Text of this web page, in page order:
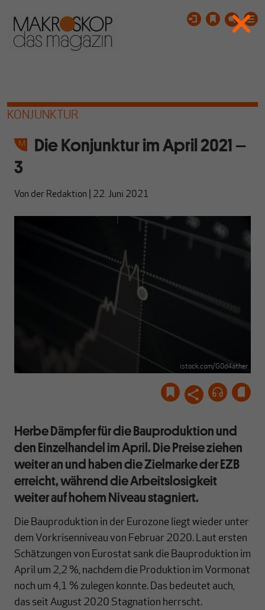
KONJUNKTUR
Die Konjunktur im April 2021 –
3
Von der Redaktion 22. Juni 2021
istock.com/G0d4ather
Herbe Dämpfer für die Bauproduktion und
den Einzelhandel im April. Die Preise ziehen
weiter an und haben die Zielmarke der EZB
erreicht, während die Arbeitslosigkeit
weiter auf hohem Niveau stagniert.
Die Bauproduktion in der Eurozone liegt wieder unter
dem Vorkrisenniveau von Februar 2020. Laut ersten
Schätzungen von Eurostat sank die Bauproduktion im
April um 2,2 %, nachdem die Produktion im Vormonat
noch um 4,1 % zulegen konnte. Das bedeutet auch,
das seit August 2020 Stagnation herrscht.